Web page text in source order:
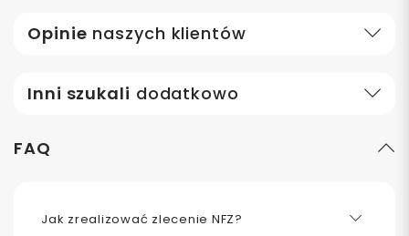
Opinie naszych klientów
Inni szukali dodatkowo
FAQ
Jak zrealizować zlecenie NFZ?